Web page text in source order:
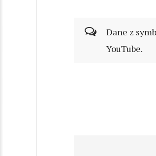
Dane z
YouTube.